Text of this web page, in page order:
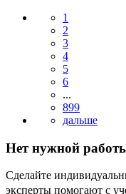
1
2
3
4
5
6
...
899
Нет нужной
Сделайте
эксперты помогают с